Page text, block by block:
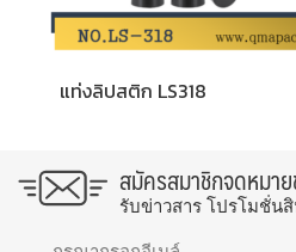
แท่งลิปสติก LS318
สมัครสมาชิกจดหมา
รับข่าวสาร โปรโมชั่น